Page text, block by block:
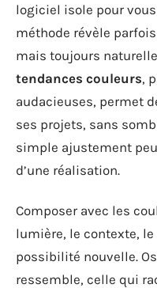
logiciel isole pour
méthode révèle
mais toujours
tendances couleurs,
audacieuses, permet
ses projets, sans
simple ajustement
d’une réalisation.
Composer avec les
lumière, le contexte,
possibilité nouvelle.
ressemble, celle qui